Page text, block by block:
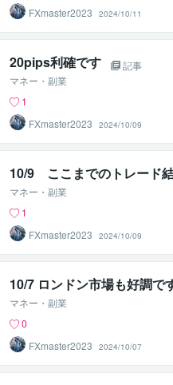
FXmaster2023
2024/10/11
20pips利確です
記事
マネー・副業
1
FXmaster2023
2024/10/09
10/9 ここまでのトレード
マネー・副業
1
FXmaster2023
2024/10/09
10/7 ロンドン市場も好調で
マネー・副業
0
FXmaster2023
2024/10/07